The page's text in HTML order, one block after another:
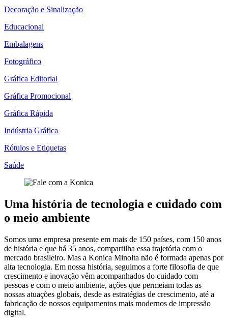
Decoração e Sinalização
Educacional
Embalagens
Fotográfico
Gráfica Editorial
Gráfica Promocional
Gráfica Rápida
Indústria Gráfica
Rótulos e Etiquetas
Saúde
Uma história de tecnologia e cuidado com
o meio ambiente
Somos uma empresa presente em mais de 150 países, com 150 anos
de história e que há 35 anos, compartilha essa trajetória com o
mercado brasileiro. Mas a Konica Minolta não é formada apenas por
alta tecnologia. Em nossa história, seguimos a forte filosofia de que
crescimento e inovação vêm acompanhados do cuidado com
pessoas e com o meio ambiente, ações que permeiam todas as
nossas atuações globais, desde as estratégias de crescimento, até a
fabricação de nossos equipamentos mais modernos de impressão
digital.